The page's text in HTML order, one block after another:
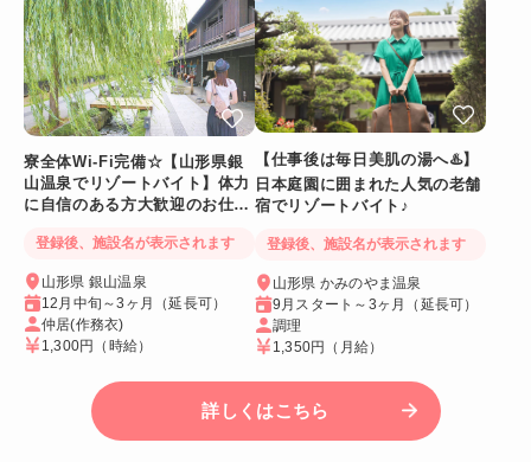
寮全体Wi-Fi完備☆【山形県銀
山温泉でリゾートバイト】体力
に自信のある方大歓迎のお仕事
登録後、施設名が表示されます
山形県 銀山温泉
12月中旬～3ヶ月（延長可）
仲居(作務衣)
1,300円 （時給）
【仕事後は毎日美肌の湯へ♨️】
日本庭園に囲まれた人気の老舗
宿でリゾートバイト♪
登録後、施設名が表示されます
山形県 かみのやま温泉
9月スタート～3ヶ月（延長可）
調理
1,350円 （月給）
詳しくはこちら